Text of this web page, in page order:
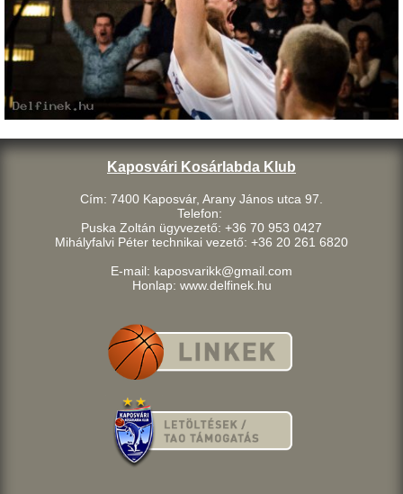
Kaposvári Kosárlabda Klub
Cím: 7400 Kaposvár, Arany János utca 97.
Telefon:
Puska Zoltán ügyvezető: +36 70 953 0427
Mihályfalvi Péter technikai vezető: +36 20 261 6820
E-mail: kaposvarikk@gmail.com
Honlap: www.delfinek.hu